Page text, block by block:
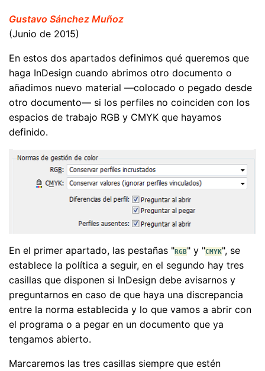
Gustavo Sánchez Muñoz
(Junio de 2015)
En estos dos apartados definimos qué queremos que
haga InDesign cuando abrimos otro documento o
añadimos nuevo material —colocado o pegado desde
otro documento— si los perfiles no coinciden con los
espacios de trabajo RGB y CMYK que hayamos
definido.
En el primer apartado, las pestañas "RGB" y "CMYK", se
establece la política a seguir, en el segundo hay tres
casillas que disponen si InDesign debe avisarnos y
preguntarnos en caso de que haya una discrepancia
entre la norma establecida y lo que vamos a abrir con
el programa o a pegar en un documento que ya
tengamos abierto.
Marcaremos las tres casillas siempre que estén